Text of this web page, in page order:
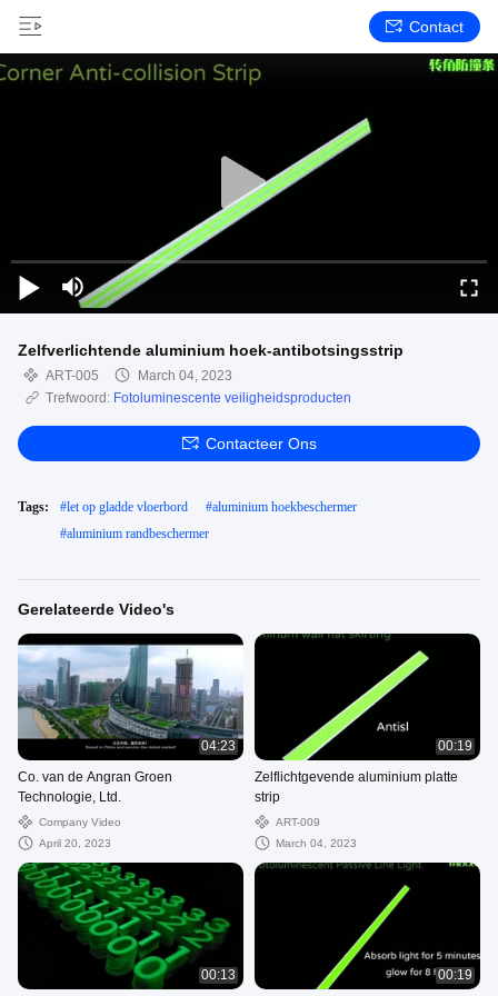
Contact
Zelfverlichtende aluminium hoek-antibotsingsstrip
ART-005
March 04, 2023
Trefwoord: Fotoluminescente veiligheidsproducten
Contacteer Ons
Tags: #let op gladde vloerbord #aluminium hoekbeschermer
#aluminium randbeschermer
Gerelateerde Video's
04:23
Co. van de Angran Groen
Technologie, Ltd.
Company Video
April 20, 2023
00:19
Zelflichtgevende aluminium platte
strip
ART-009
March 04, 2023
00:13 00:19